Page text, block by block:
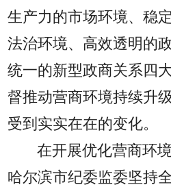
生产力的市场环境、稳
法治环境、高效透明的
统一的新型政商关系四
督推动营商环境持续升
受到实实在在的变化。
在开展优化营商环
哈尔滨市纪委监委坚持